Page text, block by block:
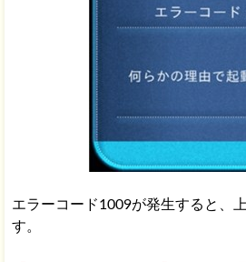
ツムツムでエラーコード
エラーコード1009が発生すると、
す。